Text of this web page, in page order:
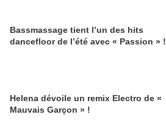
Bassmassage tient l’un des hits
dancefloor de l’été avec « Passion » !
Helena dévoile un remix Electro de «
Mauvais Garçon » !